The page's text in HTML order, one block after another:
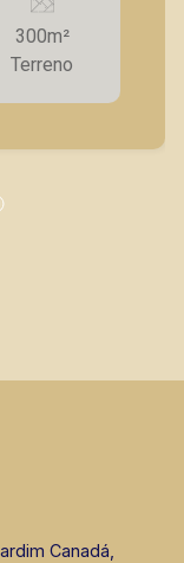
de
A
seus
em locação,
de
300m²
Terreno
Canadá,